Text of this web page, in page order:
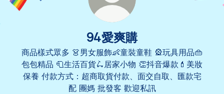
94愛爽購
商品樣式眾多 👗男女服飾👶童裝童鞋 🎡玩具用品👜
包包精品 🧻生活百貨🛴居家小物 👏抖音爆款💄美妝
保養 付款方式：超商取貨付款、面交自取、匯款宅
配 團媽 批發客 歡迎私訊